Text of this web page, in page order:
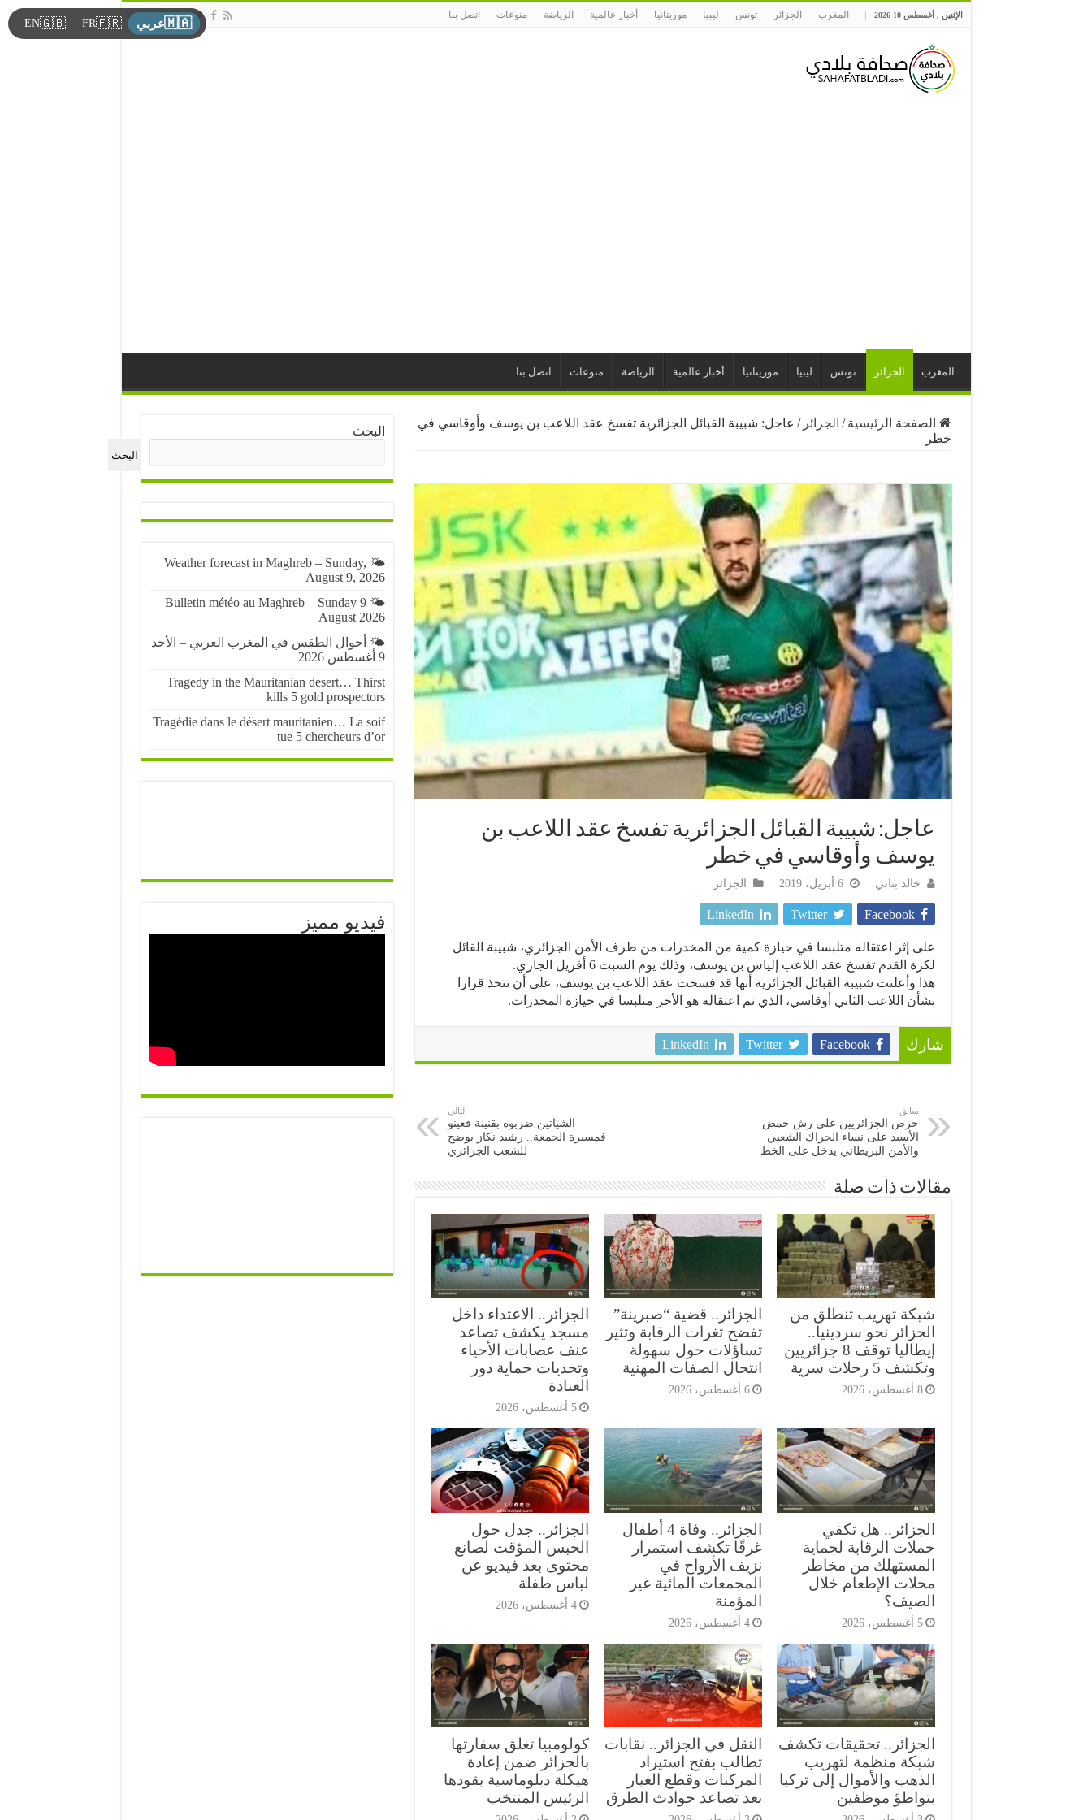
الإثنين , أغسطس 10 2026 المغرب الجزائر تونس ليبيا موريتانيا أخبار عالمية الرياضة منوعات اتصل بنا
المغرب الجزائر تونس ليبيا موريتانيا أخبار عالمية الرياضة منوعات اتصل بنا
الصفحة الرئيسية / الجزائر / عاجل: شبيبة القبائل الجزائرية تفسخ عقد اللاعب بن يوسف وأوقاسي في
خطر
عاجل: شبيبة القبائل الجزائرية تفسخ عقد اللاعب بن
يوسف وأوقاسي في خطر
خالد بناني 6 أبريل، 2019 الجزائر
Facebook
Twitter
LinkedIn
على إثر اعتقاله متلبسا في حيازة كمية من المخدرات من طرف الأمن الجزائري، شبيبة القائل
لكرة القدم تفسخ عقد اللاعب إلياس بن يوسف، وذلك يوم السبت 6 أفريل الجاري.
هذا وأعلنت شبيبة القبائل الجزائرية أنها قد فسخت عقد اللاعب بن يوسف، على أن تتخذ قرارا
بشأن اللاعب الثاني أوقاسي، الذي تم اعتقاله هو الأخر متلبسا في حيازة المخدرات.
شارك Facebook
Twitter
LinkedIn
سابق
حرض الجزائريين على رش حمض
الأسيد على نساء الحراك الشعبي
والأمن البريطاني يدخل على الخط
التالى
الشياتين ضربوه بقنينة فعينو
فمسيرة الجمعة.. رشيد نكاز يوضح
للشعب الجزائري
مقالات ذات صلة
شبكة تهريب تنطلق من
الجزائر نحو سردينيا..
إيطاليا توقف 8 جزائريين
وتكشف 5 رحلات سرية
8 أغسطس، 2026
الجزائر.. قضية “صبرينة”
تفضح ثغرات الرقابة وتثير
تساؤلات حول سهولة
انتحال الصفات المهنية
6 أغسطس، 2026
الجزائر.. الاعتداء داخل
مسجد يكشف تصاعد
عنف عصابات الأحياء
وتحديات حماية دور
العبادة
5 أغسطس، 2026
الجزائر.. هل تكفي
حملات الرقابة لحماية
المستهلك من مخاطر
محلات الإطعام خلال
الصيف؟
5 أغسطس، 2026
الجزائر.. وفاة 4 أطفال
غرقًا تكشف استمرار
نزيف الأرواح في
المجمعات المائية غير
المؤمنة
4 أغسطس، 2026
الجزائر.. جدل حول
الحبس المؤقت لصانع
محتوى بعد فيديو عن
لباس طفلة
4 أغسطس، 2026
الجزائر.. تحقيقات تكشف
شبكة منظمة لتهريب
الذهب والأموال إلى تركيا
بتواطؤ موظفين
النقل في الجزائر.. نقابات
تطالب بفتح استيراد
المركبات وقطع الغيار
بعد تصاعد حوادث الطرق
كولومبيا تغلق سفارتها
بالجزائر ضمن إعادة
هيكلة دبلوماسية يقودها
الرئيس المنتخب
البحث
البحث
🌤️ Weather forecast in Maghreb – Sunday,
August 9, 2026
🌤️ Bulletin météo au Maghreb – Sunday 9
August 2026
🌤️ أحوال الطقس في المغرب العربي – الأحد
9 أغسطس 2026
Tragedy in the Mauritanian desert… Thirst
kills 5 gold prospectors
Tragédie dans le désert mauritanien… La soif
tue 5 chercheurs d’or
فيديو مميز
🇲🇦عربي 🇫🇷
FR
🇬🇧
EN